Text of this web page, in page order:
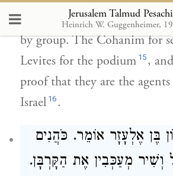
Jerusalem Talmud
Heinrich W. Guggenheimer,
to Jerusalem it only produced
by group. The Cohanim for
Levites for the podium 15,
proof that they are the
Israel 16.
בֶּן אֶלְעָזָר אוֹמֵר. כֹּהֲנִים
וְשִׁיר מְעַכְּבִין אֶת הַקָּרְבָּן.